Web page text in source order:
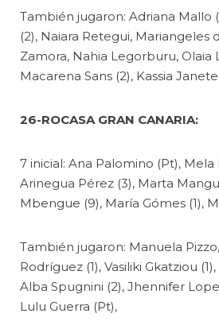
También jugaron: Adriana Mallo
(2), Naiara Retegui, Mariangeles
Zamora, Nahia Legorburu, Olaia
Macarena Sans (2), Kassia Janete
26-ROCASA GRAN CANARIA:
7 inicial: Ana Palomino (Pt), Mela
Arinegua Pérez (3), Marta
Mbengue (9), María Gómes (1),
También jugaron: Manuela
Rodríguez (1), Vasiliki Gkatziou
Alba Spugnini (2), Jhennifer
Lulu Guerra (Pt),